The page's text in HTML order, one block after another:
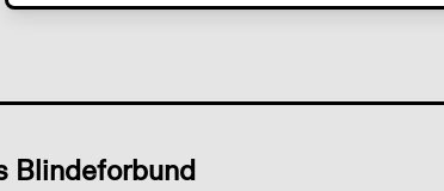
Blindeforbund